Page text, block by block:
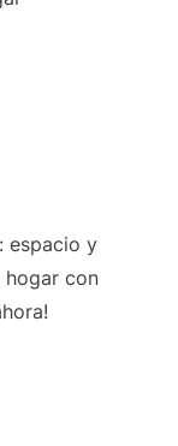
espacio y
hogar con